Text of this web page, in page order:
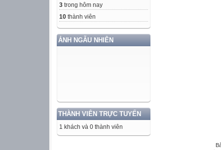
3 trong hôm nay
10 thành viên
ẢNH NGẪU NHIÊN
THÀNH VIÊN TRỰC TUYẾN
1 khách và 0 thành viên